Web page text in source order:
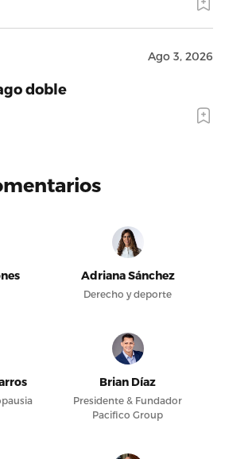
Ago 3, 2026
doble
Adriana Sánchez
Derecho y deporte
Brian Díaz
Presidente & Fundador
Pacifico Group